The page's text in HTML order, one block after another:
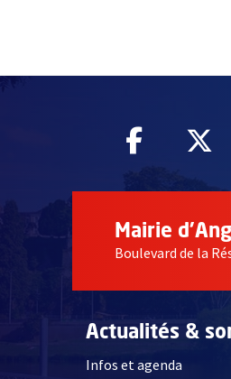
, Ouvre
Mairie
Boulevard de la
Actualités &
Infos et agenda